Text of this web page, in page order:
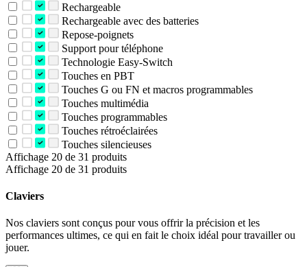
Rechargeable
Rechargeable avec des batteries
Repose-poignets
Support pour téléphone
Technologie Easy-Switch
Touches en PBT
Touches G ou FN et macros programmables
Touches multimédia
Touches programmables
Touches rétroéclairées
Touches silencieuses
Affichage 20 de 31 produits
Affichage 20 de 31 produits
Claviers
Nos claviers sont conçus pour vous offrir la précision et les
performances ultimes, ce qui en fait le choix idéal pour travailler ou
jouer.